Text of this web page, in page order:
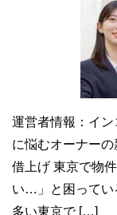
運営者情報：イ
に悩むオーナー
借上げ 東京で物
い…」と困ってい
多い東京で […]